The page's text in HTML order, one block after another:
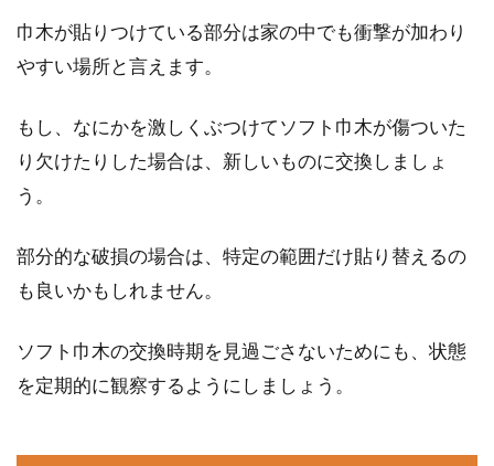
巾木が貼りつけている部分は家の中でも衝撃が加わり
やすい場所と言えます。
もし、なにかを激しくぶつけてソフト巾木が傷ついた
り欠けたりした場合は、新しいものに交換しましょ
う。
部分的な破損の場合は、特定の範囲だけ貼り替えるの
も良いかもしれません。
ソフト巾木の交換時期を見過ごさないためにも、状態
を定期的に観察するようにしましょう。